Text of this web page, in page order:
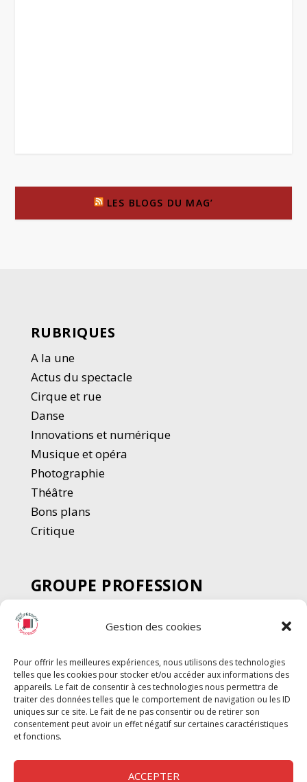
Gestion des cookies
Pour offrir les meilleures expériences, nous utilisons des technologies
telles que les cookies pour stocker et/ou accéder aux informations des
appareils. Le fait de consentir à ces technologies nous permettra de
traiter des données telles que le comportement de navigation ou les ID
uniques sur ce site. Le fait de ne pas consentir ou de retirer son
consentement peut avoir un effet négatif sur certaines caractéristiques
et fonctions.
ACCEPTER
LES BLOGS DU MAG’
RUBRIQUES
A la une
Actus du spectacle
Cirque et rue
Danse
Innovations et numérique
Musique et opéra
Photographie
Théâtre
Bons plans
Critique
GROUPE PROFESSION
SPECTACLE
Chèque Intermittents
Chèque Compta
Chèque Emploi Spectacle
G-Pods
Profession Audio-visuel